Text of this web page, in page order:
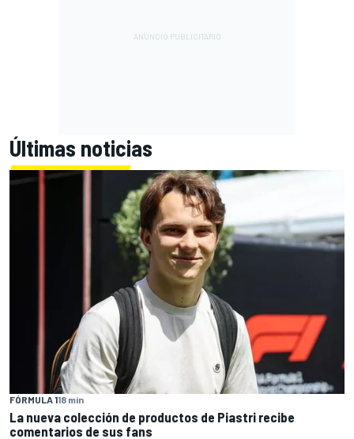
Últimas noticias
FÓRMULA 118 min
La nueva colección de productos de Piastri recibe
comentarios de sus fans